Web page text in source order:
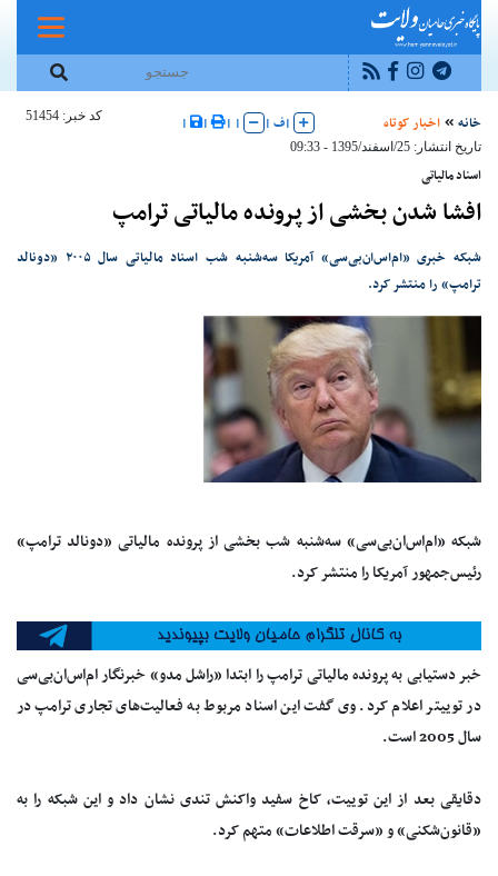
خانه اخبار کوتاه |ف |
|
|
|
|
کد خبر: 51454
تاریخ انتشار: 25/اسفند/1395 - 09:33
اسناد مالیاتی
افشا شدن بخشی از پرونده مالیاتی ترامپ
شبکه خبری «ام‌اس‌ان‌بی‌سی» آمریکا سه‌شنبه شب اسناد مالیاتی سال ۲۰۰۵ «دونالد
ترامپ» را منتشر کرد.
شبکه «ام‌اس‌ان‌بی‌سی» سه‌شنبه شب بخشی از پرونده مالیاتی «دونالد ترامپ»
رئیس‌جمهور آمریکا را منتشر کرد.
خبر دستیابی به پرونده مالیاتی ترامپ را ابتدا «راشل مدو» خبرنگار ام‌اس‌ان‌بی‌سی
در توییتر اعلام کرد. وی گفت این اسناد مربوط به فعالیت‌های تجاری ترامپ در
سال 2005 است.
دقایقی بعد از این توییت، کاخ سفید واکنش تندی نشان داد و این شبکه را به
«قانون‌شکنی» و «سرقت اطلاعات» متهم کرد.